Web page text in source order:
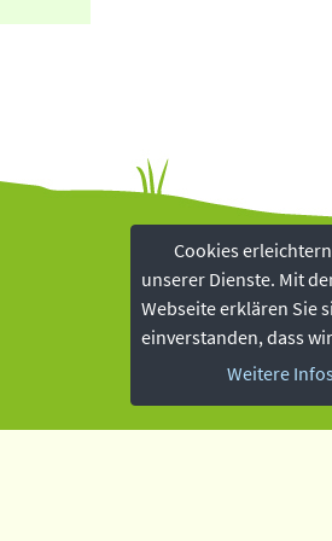
Cookies
unserer Dienste. Mit
Webseite erklären Sie
einverstanden, dass
Weitere